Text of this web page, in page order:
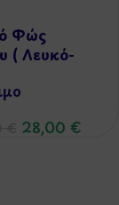
Φώς
( Λευκό-
28,00 €